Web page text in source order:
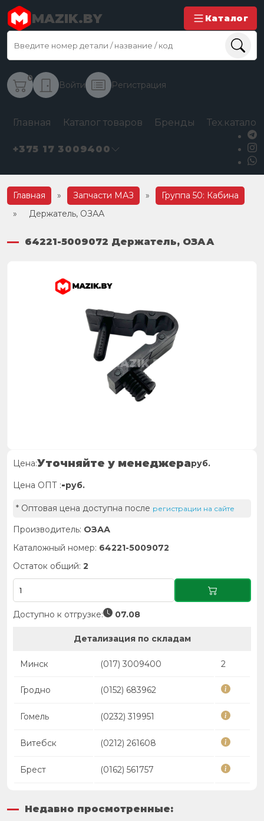
MAZIK.BY Каталог
0
Войти Регистрация
Главная Каталог товаров Бренды
+375 17 3009400
Главная » Запчасти МАЗ »
Группа 50: Кабина
»
Держатель, ОЗАА
64221-5009072 Держатель, ОЗАА
Цена:Уточняйте у менеджераруб.
Цена ОПТ :-руб.
* Оптовая цена доступна после регистрации на сайте
Производитель: ОЗАА
Каталожный номер: 64221-5009072
Остаток общий: 2
Доступно к отгрузке: 07.08
Детализация по складам
Минск (017) 3009400 2
Гродно (0152) 683962
Гомель (0232) 319951
Витебск (0212) 261608
Брест (0162) 561757
Недавно просмотренные: